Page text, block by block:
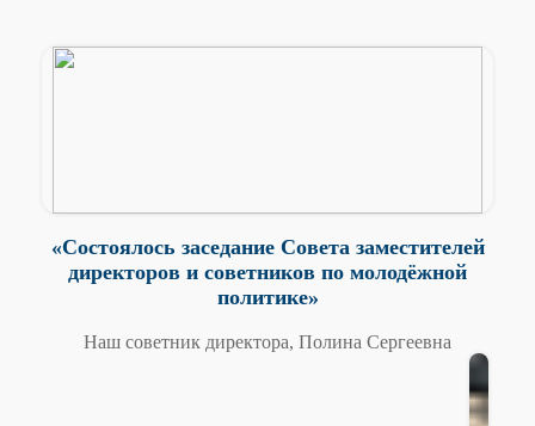
«Состоялось заседание Совета заместителей
директоров и советников по молодёжной
политике»
Наш советник директора, Полина Сергеевна